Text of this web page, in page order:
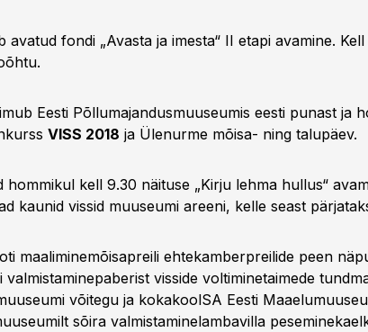
avatud fondi „Avasta ja imesta“ II etapi avamine.
Eesti Põllumajandusmuuseumis eesti punast ja
VISS 2018 ja Ülenurme mõisa- ning talupäev.
hommikul kell 9.30 näituse „Kirju lehma hullus“
kaunid vissid muuseumi areeni, kelle seast
maaliminemõisapreili ehtekamberpreilide peen
visside voltiminetaimede
võitegu ja kokakoolSA Eesti
sõira valmistaminelambavilla